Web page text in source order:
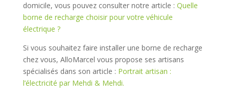
domicile, vous pouvez consulter notre article : Quelle
borne de recharge choisir pour votre véhicule
électrique ?
Si vous souhaitez faire installer une borne de recharge
chez vous, AlloMarcel vous propose ses artisans
spécialisés dans son article : Portrait artisan :
l’électricité par Mehdi & Mehdi.